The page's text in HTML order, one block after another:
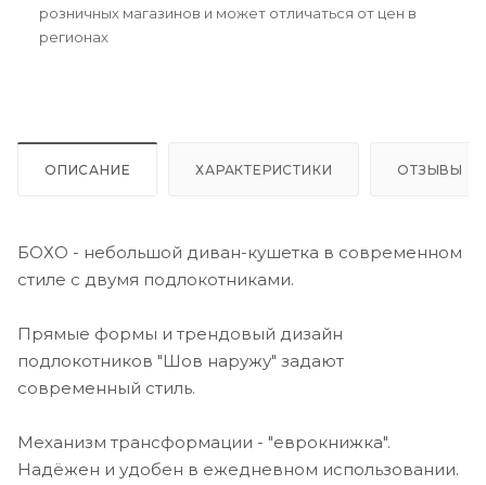
розничных магазинов и может отличаться от цен в
регионах
ОПИСАНИЕ ХАРАКТЕРИСТИКИ ОТЗЫВЫ
БОХО - небольшой диван-кушетка в современном
стиле с двумя подлокотниками.
Прямые формы и трендовый дизайн
подлокотников "Шов наружу" задают
современный стиль.
Механизм трансформации - "еврокнижка".
Надёжен и удобен в ежедневном использовании.